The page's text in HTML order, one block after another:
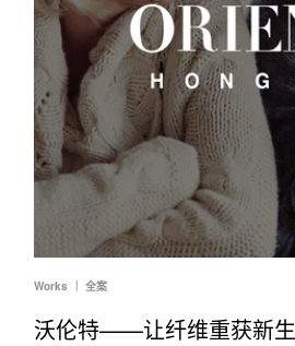
Works ｜ 全案
沃伦特——让纤维重获新生